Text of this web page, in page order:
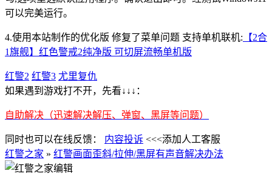
可以完美运行。
4.使用本站制作的优化版 修复了菜单问题 支持单机联机: 【2合
1旗舰】红色警戒2纯净版 可切屏流畅单机版
红警2 红警3 尤里复仇
如果遇到游戏打不开，先看↓↓↓：
自助解决（迅速解决解压、弹窗、黑屏等问题）
同时也可以在线反馈： 内容投诉 <<<添加人工客服
红警之家 » 红警画面歪斜/拉伸/黑屏有声音解决办法